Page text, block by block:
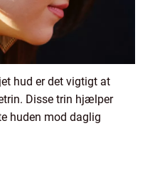
hud er det vigtigt at
Disse trin hjælper
huden mod daglig